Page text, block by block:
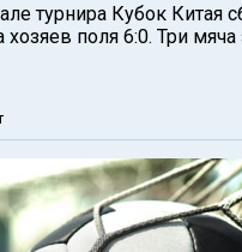
турнира Кубок Китая
поля 6:0. Три мяча